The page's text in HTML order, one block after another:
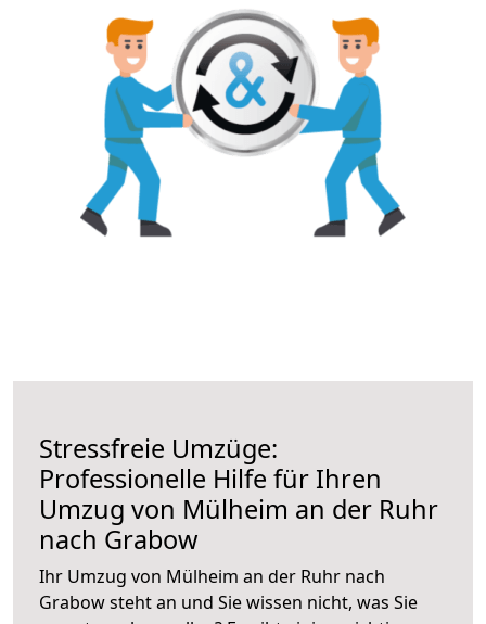
Stressfreie Umzüge:
Professionelle Hilfe für Ihren
Umzug von Mülheim an der Ruhr
nach Grabow
Ihr Umzug von Mülheim an der Ruhr nach
Grabow steht an und Sie wissen nicht, was Sie